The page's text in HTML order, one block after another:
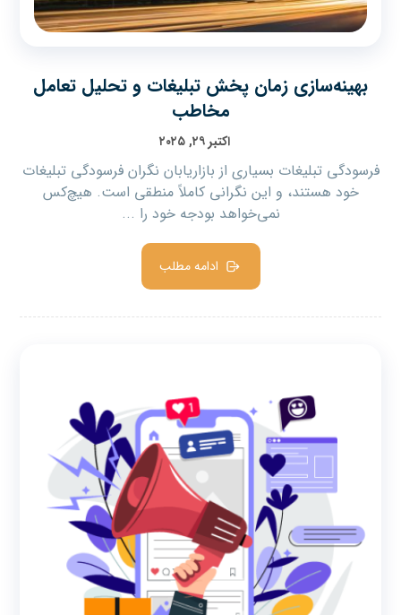
بهینه‌سازی زمان پخش تبلیغات و تحلیل تعامل
مخاطب
اکتبر ۲۹, ۲۰۲۵
فرسودگی تبلیغات بسیاری از بازاریابان نگران فرسودگی تبلیغات
خود هستند، و این نگرانی کاملاً منطقی است. هیچ‌کس
نمی‌خواهد بودجه خود را ...
ادامه مطلب